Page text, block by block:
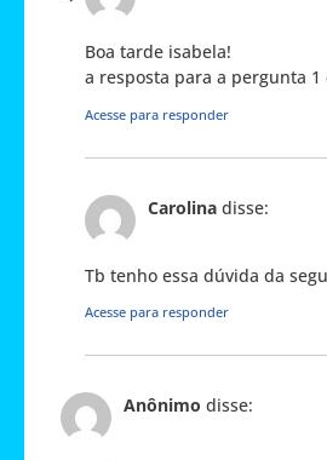
Boa tarde isabela!
a resposta para a pergunta 1
Acesse para responder
Carolina disse:
Tb tenho essa dúvida da
Acesse para responder
Anônimo disse: